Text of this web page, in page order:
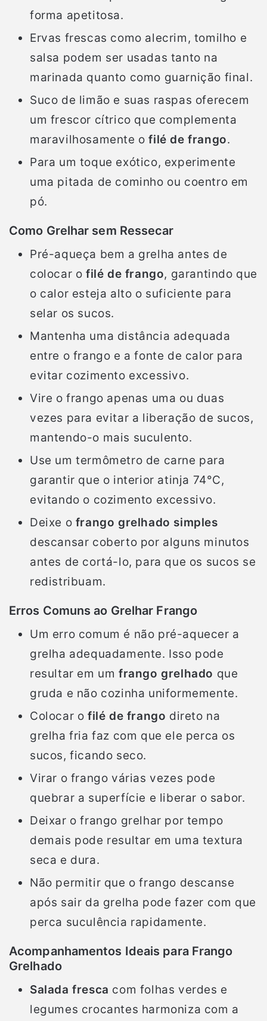
forma apetitosa.
Ervas frescas como alecrim, tomilho e
salsa podem ser usadas tanto na
marinada quanto como guarnição final.
Suco de limão e suas raspas oferecem
um frescor cítrico que complementa
maravilhosamente ofilé de frango.
Para um toque exótico, experimente
uma pitada de cominho ou coentro em
pó.
Como Grelhar sem Ressecar
Pré-aqueça bem a grelha antes de
colocar o filé de frango, garantindo que
o calor esteja alto o suficiente para
selar os sucos.
Mantenha uma distância adequada
entre o frango e a fonte de calor para
evitar cozimento excessivo.
Vire o frango apenas uma ou duas
vezes para evitar a liberação de sucos,
mantendo-o mais suculento.
Use um termômetro de carne para
garantir que o interior atinja 74°C,
evitando o cozimento excessivo.
Deixe o frango grelhado simples
descansar coberto por alguns minutos
antes de cortá-lo, para que os sucos se
redistribuam.
Erros Comuns ao Grelhar Frango
Um erro comum é não pré-aquecer a
grelha adequadamente. Isso pode
resultar em um frango grelhado que
gruda e não cozinha uniformemente.
Colocar o filé de frango direto na
grelha fria faz com que ele perca os
sucos, ficando seco.
Virar o frango várias vezes pode
quebrar a superfície e liberar o sabor.
Deixar o frango grelhar por tempo
demais pode resultar em uma textura
seca e dura.
Não permitir que o frango descanse
após sair da grelha pode fazer com que
perca suculência rapidamente.
Acompanhamentos Ideais para Frango
Grelhado
Salada fresca com folhas verdes e
legumes crocantes harmoniza com a